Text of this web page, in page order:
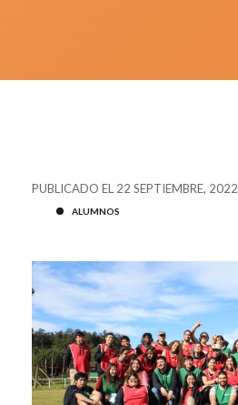
PUBLICADO EL 22 SEPTIEMBRE, 2022
ALUMNOS